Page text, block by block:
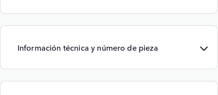
Información técnica y número de pieza